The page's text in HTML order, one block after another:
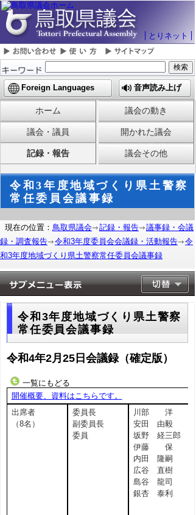
とりネット
Foreign Languages 音声読み上げ
ホーム 議会の動き
議会・議員 開かれた議会
記録・報告 議会その他
令和3年度地域づくり県土警察
常任委員会議事録
現在の位置： 鳥取県議会 記録・報告
議事録・会議
録・調査報告
令和3年度委員会会議録・活動報告
令
和3年度地域づくり県土警察常任委員会議事録
令和3年度地域づくり県土警察
常任委員会議事録
令和4年2月25日会議録（確定版）
一覧にもどる
開催概要、資料はこちらです。
出席者
（8名）
委員長
副委員長
委員
川部 洋
安田 由毅
坂野 経三郎
伊藤 保
内田 隆嗣
広谷 直樹
島谷 龍司
銀杏 泰利